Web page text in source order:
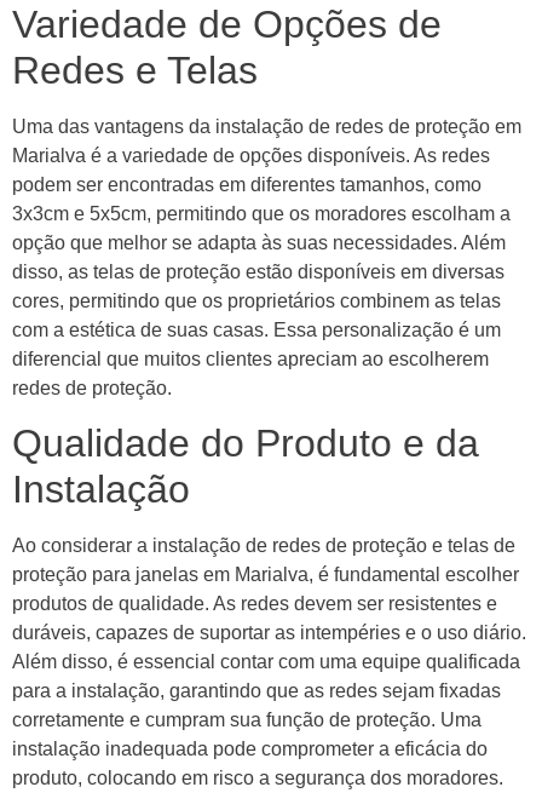
Variedade de Opções de
Redes e Telas
Uma das vantagens da instalação de redes de proteção em
Marialva é a variedade de opções disponíveis. As redes
podem ser encontradas em diferentes tamanhos, como
3x3cm e 5x5cm, permitindo que os moradores escolham a
opção que melhor se adapta às suas necessidades. Além
disso, as telas de proteção estão disponíveis em diversas
cores, permitindo que os proprietários combinem as telas
com a estética de suas casas. Essa personalização é um
diferencial que muitos clientes apreciam ao escolherem
redes de proteção.
Qualidade do Produto e da
Instalação
Ao considerar a instalação de redes de proteção e telas de
proteção para janelas em Marialva, é fundamental escolher
produtos de qualidade. As redes devem ser resistentes e
duráveis, capazes de suportar as intempéries e o uso diário.
Além disso, é essencial contar com uma equipe qualificada
para a instalação, garantindo que as redes sejam fixadas
corretamente e cumpram sua função de proteção. Uma
instalação inadequada pode comprometer a eficácia do
produto, colocando em risco a segurança dos moradores.